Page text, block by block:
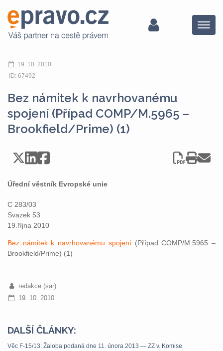
Menu
19. 10. 2010
ID: 67492
Bez námitek k navrhovanému
spojení (Případ COMP/M.5965 –
Brookfield/Prime) (1)
Úřední věstník Evropské unie
C 283/03
Svazek 53
19.října 2010
Bez námitek k navrhovanému spojení (Případ COMP/M.5965 –
Brookfield/Prime) (1)
redakce (sar)
19. 10. 2010
DALŠÍ ČLÁNKY:
Věc F-15/13: Žaloba podaná dne 11. února 2013 — ZZ v. Komise